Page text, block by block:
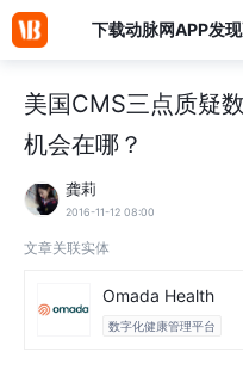
下载动脉网APP发
美国CMS三点质疑
机会在哪？
龚莉
2016-11-12 08:00
文章关联实体
Omada Health
数字化健康管理平台